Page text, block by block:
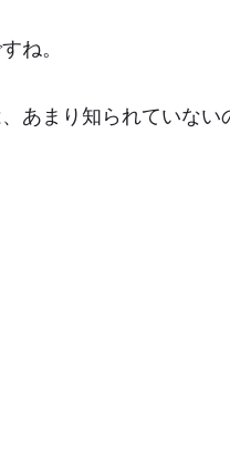
ね。
あまり知られていない